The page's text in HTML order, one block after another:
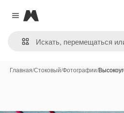
Close menu
Magnific
Главная/Стоковый/Фотографии/